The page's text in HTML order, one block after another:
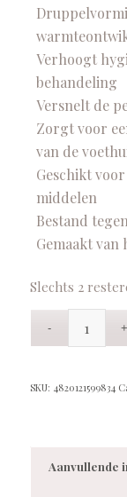
Verhoogt
behandeling
Versnelt de
Zorgt voor
van de
Geschikt
middelen
Bestand
Gemaakt
Slechts 2
SKU: 4820121599834
Aanvullende